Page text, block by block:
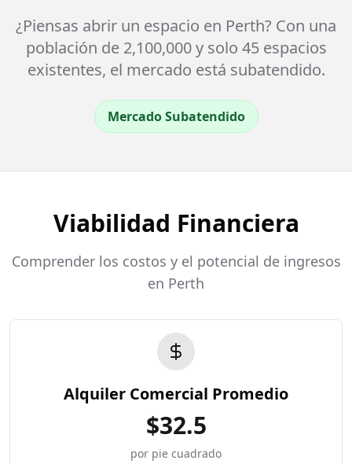
¿Piensas abrir un espacio en Perth? Con una
población de 2,100,000 y solo 45 espacios
existentes, el mercado está subatendido.
Mercado Subatendido
Viabilidad Financiera
Comprender los costos y el potencial de ingresos
en Perth
Alquiler Comercial Promedio
$32.5
por pie cuadrado